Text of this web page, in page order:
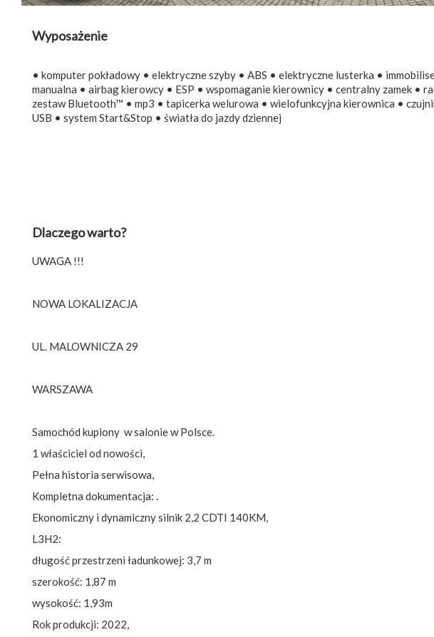
Wyposażenie
• komputer pokładowy • elektryczne szyby • ABS • elektryczne lusterka •
manualna • airbag kierowcy • ESP • wspomaganie kierownicy • centralny zamek •
zestaw Bluetooth™ • mp3 • tapicerka welurowa • wielofunkcyjna kierownica •
USB • system Start&Stop • światła do jazdy dziennej
Dlaczego warto?
UWAGA !!!
NOWA LOKALIZACJA
UL. MALOWNICZA 29
WARSZAWA
Samochód kupiony w salonie w Polsce.
1 właściciel od nowości,
Pełna historia serwisowa,
Kompletna dokumentacja: .
Ekonomiczny i dynamiczny silnik 2,2 CDTI 140KM,
L3H2:
długość przestrzeni ładunkowej: 3,7 m
szerokość: 1,87 m
wysokość: 1,93m
Rok produkcji: 2022,